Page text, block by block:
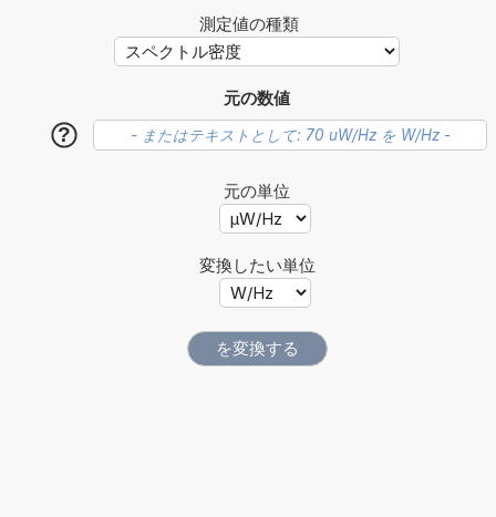
測定値の種類
元の数値
?
元の単位
変換したい単位